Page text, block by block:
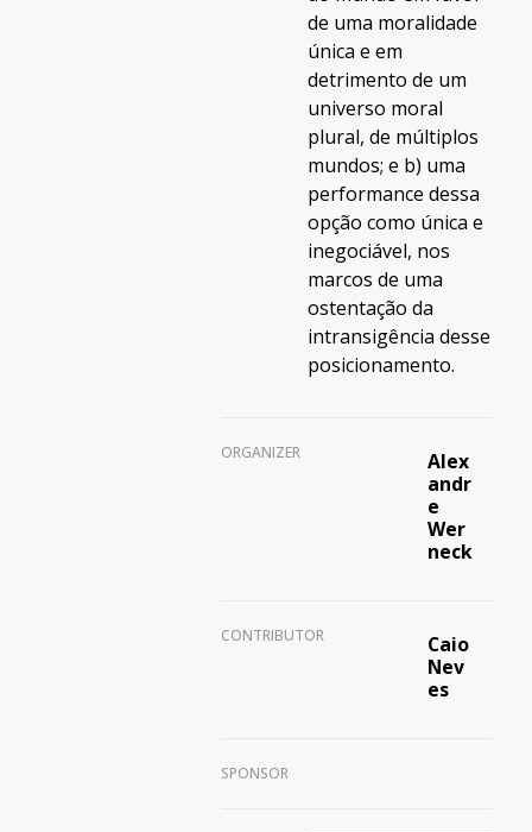
de uma moralidade
única e em
detrimento de um
universo moral
plural, de múltiplos
mundos; e b) uma
performance dessa
opção como única e
inegociável, nos
marcos de uma
ostentação da
intransigência desse
posicionamento.
ORGANIZER
Alex
andr
e
Wer
neck
CONTRIBUTOR
Caio
Nev
es
SPONSOR